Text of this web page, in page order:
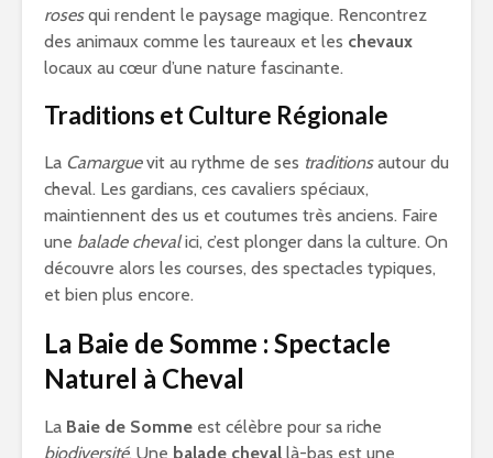
rosesqui rendent le paysage magique. Rencontrez
des animaux comme les taureaux et les chevaux
locaux au cœur d’une nature fascinante.
Traditions et Culture Régionale
La Camarguevit au rythme de ses traditionsautour du
cheval. Les gardians, ces cavaliers spéciaux,
maintiennent des us et coutumes très anciens. Faire
une balade chevalici, c’est plonger dans la culture. On
découvre alors les courses, des spectacles typiques,
et bien plus encore.
La Baie de Somme : Spectacle
Naturel à Cheval
La Baie de Somme est célèbre pour sa riche
biodiversité. Une balade cheval là-bas est une